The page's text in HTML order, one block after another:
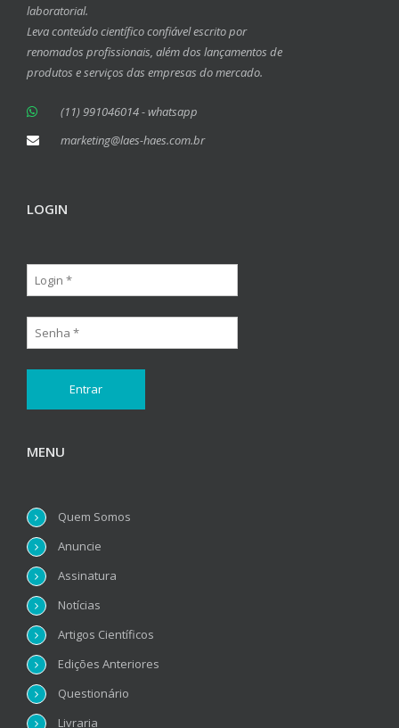
laboratorial.
Leva conteúdo científico confiável escrito por
renomados profissionais, além dos lançamentos de
produtos e serviços das empresas do mercado.
(11) 991046014 - whatsapp
marketing@laes-haes.com.br
LOGIN
MENU
Quem Somos
Anuncie
Assinatura
Notícias
Artigos Científicos
Edições Anteriores
Questionário
Livraria